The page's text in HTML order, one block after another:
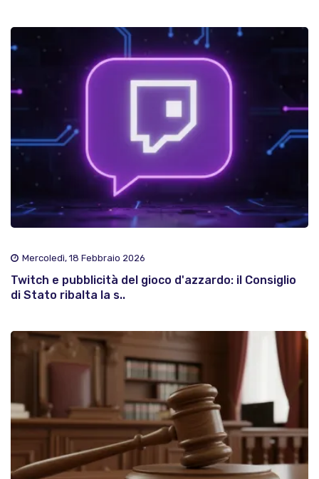
Mercoledì, 18 Febbraio 2026
Twitch e pubblicità del gioco d'azzardo: il Consiglio
di Stato ribalta la s..